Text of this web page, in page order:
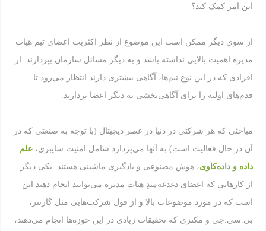
این امر کمک کند؟
از سوی دیگر ممکن است این موضوع از نظر اکثریت اعضای تیم هیات
مدیره اهمیت بالایی نداشته باشد و به دیگر مسائل سازمان بپردازند. از
افرادی که در این نوع تیم‌ها، آگاهی بیشتری دارند انتظار می‌رود تا
قدم‌های اولیه را برای آگاهی‌بخشی به دیگر اعضا بردارند.
مباحثی که هر شرکتی در دنیا در عصر دیجیتال (با توجه به صنعتی که در
آن در حال فعالیت است) به آنها می‌پردازد شامل امنیت سایبری، علم
داده و داده‌کاوی، هوش مصنوعی و یادگیری ماشینی هستند. یکی دیگر
از کارهایی که اعضای دغدغه‌مندِ هیات مدیره می‌توانند انجام دهند این
است که در مورد موضوعات بالا و از قول شرکت‌هایی مثل گارتنر،
بی.سی.جی و مکنزی که تحقیقات زیادی در این حوزه‌ها انجام می‌دهند،